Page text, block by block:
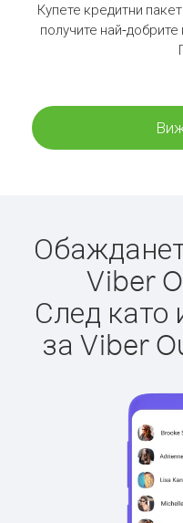
Купете кредитни
получите най-
Viber
След като
за Viber